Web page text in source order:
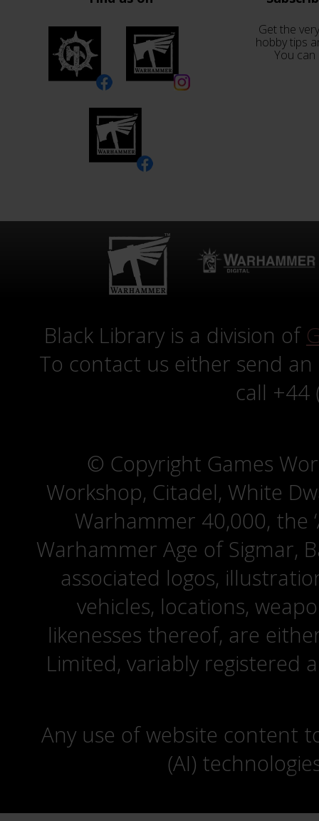
Get the
hobby tips
You
Black Library is a division of
To contact us either send
call +44
© Copyright Games
Workshop, Citadel, White
Warhammer 40,000, the
Warhammer Age of Sigmar,
associated logos,
vehicles, locations,
likenesses thereof, are
Limited, variably registered
Any use of website content
(AI)